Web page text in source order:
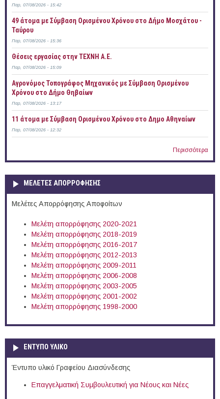
Παρ, 07/08/2026 - 15:42
49 άτομα με Σύμβαση Ορισμένου Χρόνου στο Δήμο Μοσχάτου -
Ταύρου
Παρ, 07/08/2026 - 15:36
Θέσεις εργασίας στην ΤΕΧΝΗ Α.Ε.
Παρ, 07/08/2026 - 15:09
Αγρονόμος Τοπογράφος Μηχανικός με Σύμβαση Ορισμένου
Χρόνου στο Δήμο Θηβαίων
Παρ, 07/08/2026 - 13:17
11 άτομα με Σύμβαση Ορισμένου Χρόνου στο Δημο Αθηναίων
Παρ, 07/08/2026 - 12:32
Περισσότερα
ΜΕΛΕΤΕΣ ΑΠΟΡΡΟΦΗΣΗΣ
Μελέτες Απορρόφησης Αποφοίτων
Μελέτη απορρόφησης 2020-2021
Μελέτη απορρόφησης 2018-2019
Μελέτη απορρόφησης 2016-2017
Μελέτη απορρόφησης 2012-2013
Μελέτη απορρόφησης 2009-2011
Μελέτη απορρόφησης 2006-2008
Μελέτη απορρόφησης 2003-2005
Μελέτη απορρόφησης 2001-2002
Μελέτη απορρόφησης 1998-2000
ΕΝΤΥΠΟ ΥΛΙΚΟ
Έντυπο υλικό Γραφείου Διασύνδεσης
Επαγγελματική Συμβουλευτική για Νέους και Νέες